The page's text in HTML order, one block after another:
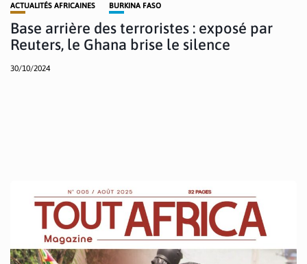
ACTUALITÉS AFRICAINES BURKINA FASO
Base arrière des terroristes : exposé par
Reuters, le Ghana brise le silence
30/10/2024